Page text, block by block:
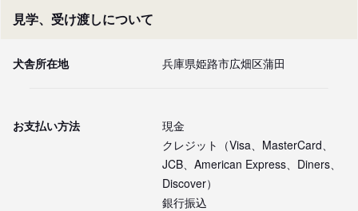
見学、受け渡しについて
犬舎所在地 兵庫県姫路市広畑区蒲田
お支払い方法
現金
クレジット（Visa、MasterCard、
JCB、American Express、Diners、
Discover）
銀行振込